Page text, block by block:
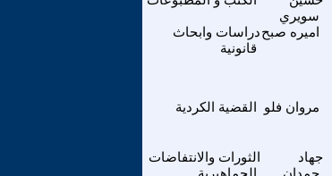
سويري
دراسات وابحاث
قانونية
اميره صبح
القضية الكردية مروان فلو
الثورات والانتفاضات
الجماهيرية
جهاد
حمدان